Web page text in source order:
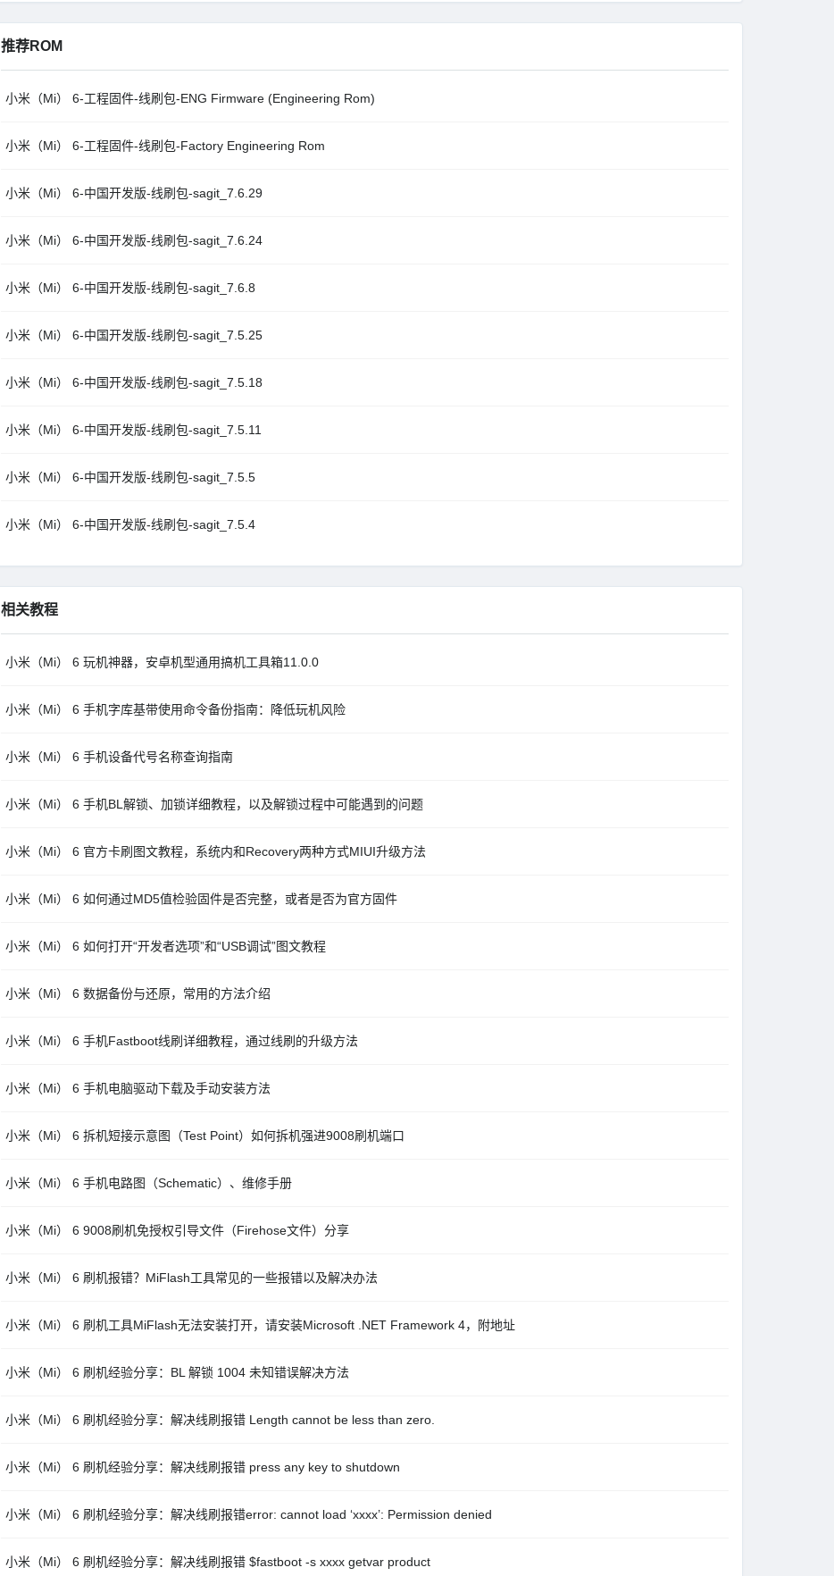
推荐ROM
小米（Mi） 6-工程固件-线刷包-ENG Firmware (Engineering Rom)
小米（Mi） 6-工程固件-线刷包-Factory Engineering Rom
小米（Mi） 6-中国开发版-线刷包-sagit_7.6.29
小米（Mi） 6-中国开发版-线刷包-sagit_7.6.24
小米（Mi） 6-中国开发版-线刷包-sagit_7.6.8
小米（Mi） 6-中国开发版-线刷包-sagit_7.5.25
小米（Mi） 6-中国开发版-线刷包-sagit_7.5.18
小米（Mi） 6-中国开发版-线刷包-sagit_7.5.11
小米（Mi） 6-中国开发版-线刷包-sagit_7.5.5
小米（Mi） 6-中国开发版-线刷包-sagit_7.5.4
相关教程
小米（Mi） 6 玩机神器，安卓机型通用搞机工具箱11.0.0
小米（Mi） 6 手机字库基带使用命令备份指南：降低玩机风险
小米（Mi） 6 手机设备代号名称查询指南
小米（Mi） 6 手机BL解锁、加锁详细教程，以及解锁过程中可能遇到的问题
小米（Mi） 6 官方卡刷图文教程，系统内和Recovery两种方式MIUI升级方法
小米（Mi） 6 如何通过MD5值检验固件是否完整，或者是否为官方固件
小米（Mi） 6 如何打开“开发者选项”和“USB调试”图文教程
小米（Mi） 6 数据备份与还原，常用的方法介绍
小米（Mi） 6 手机Fastboot线刷详细教程，通过线刷的升级方法
小米（Mi） 6 手机电脑驱动下载及手动安装方法
小米（Mi） 6 拆机短接示意图（Test Point）如何拆机强进9008刷机端口
小米（Mi） 6 手机电路图（Schematic）、维修手册
小米（Mi） 6 9008刷机免授权引导文件（Firehose文件）分享
小米（Mi） 6 刷机报错？MiFlash工具常见的一些报错以及解决办法
小米（Mi） 6 刷机工具MiFlash无法安装打开，请安装Microsoft .NET Framework 4，附地址
小米（Mi） 6 刷机经验分享：BL 解锁 1004 未知错误解决方法
小米（Mi） 6 刷机经验分享：解决线刷报错 Length cannot be less than zero.
小米（Mi） 6 刷机经验分享：解决线刷报错 press any key to shutdown
小米（Mi） 6 刷机经验分享：解决线刷报错error: cannot load ‘xxxx’: Permission denied
小米（Mi） 6 刷机经验分享：解决线刷报错 $fastboot -s xxxx getvar product